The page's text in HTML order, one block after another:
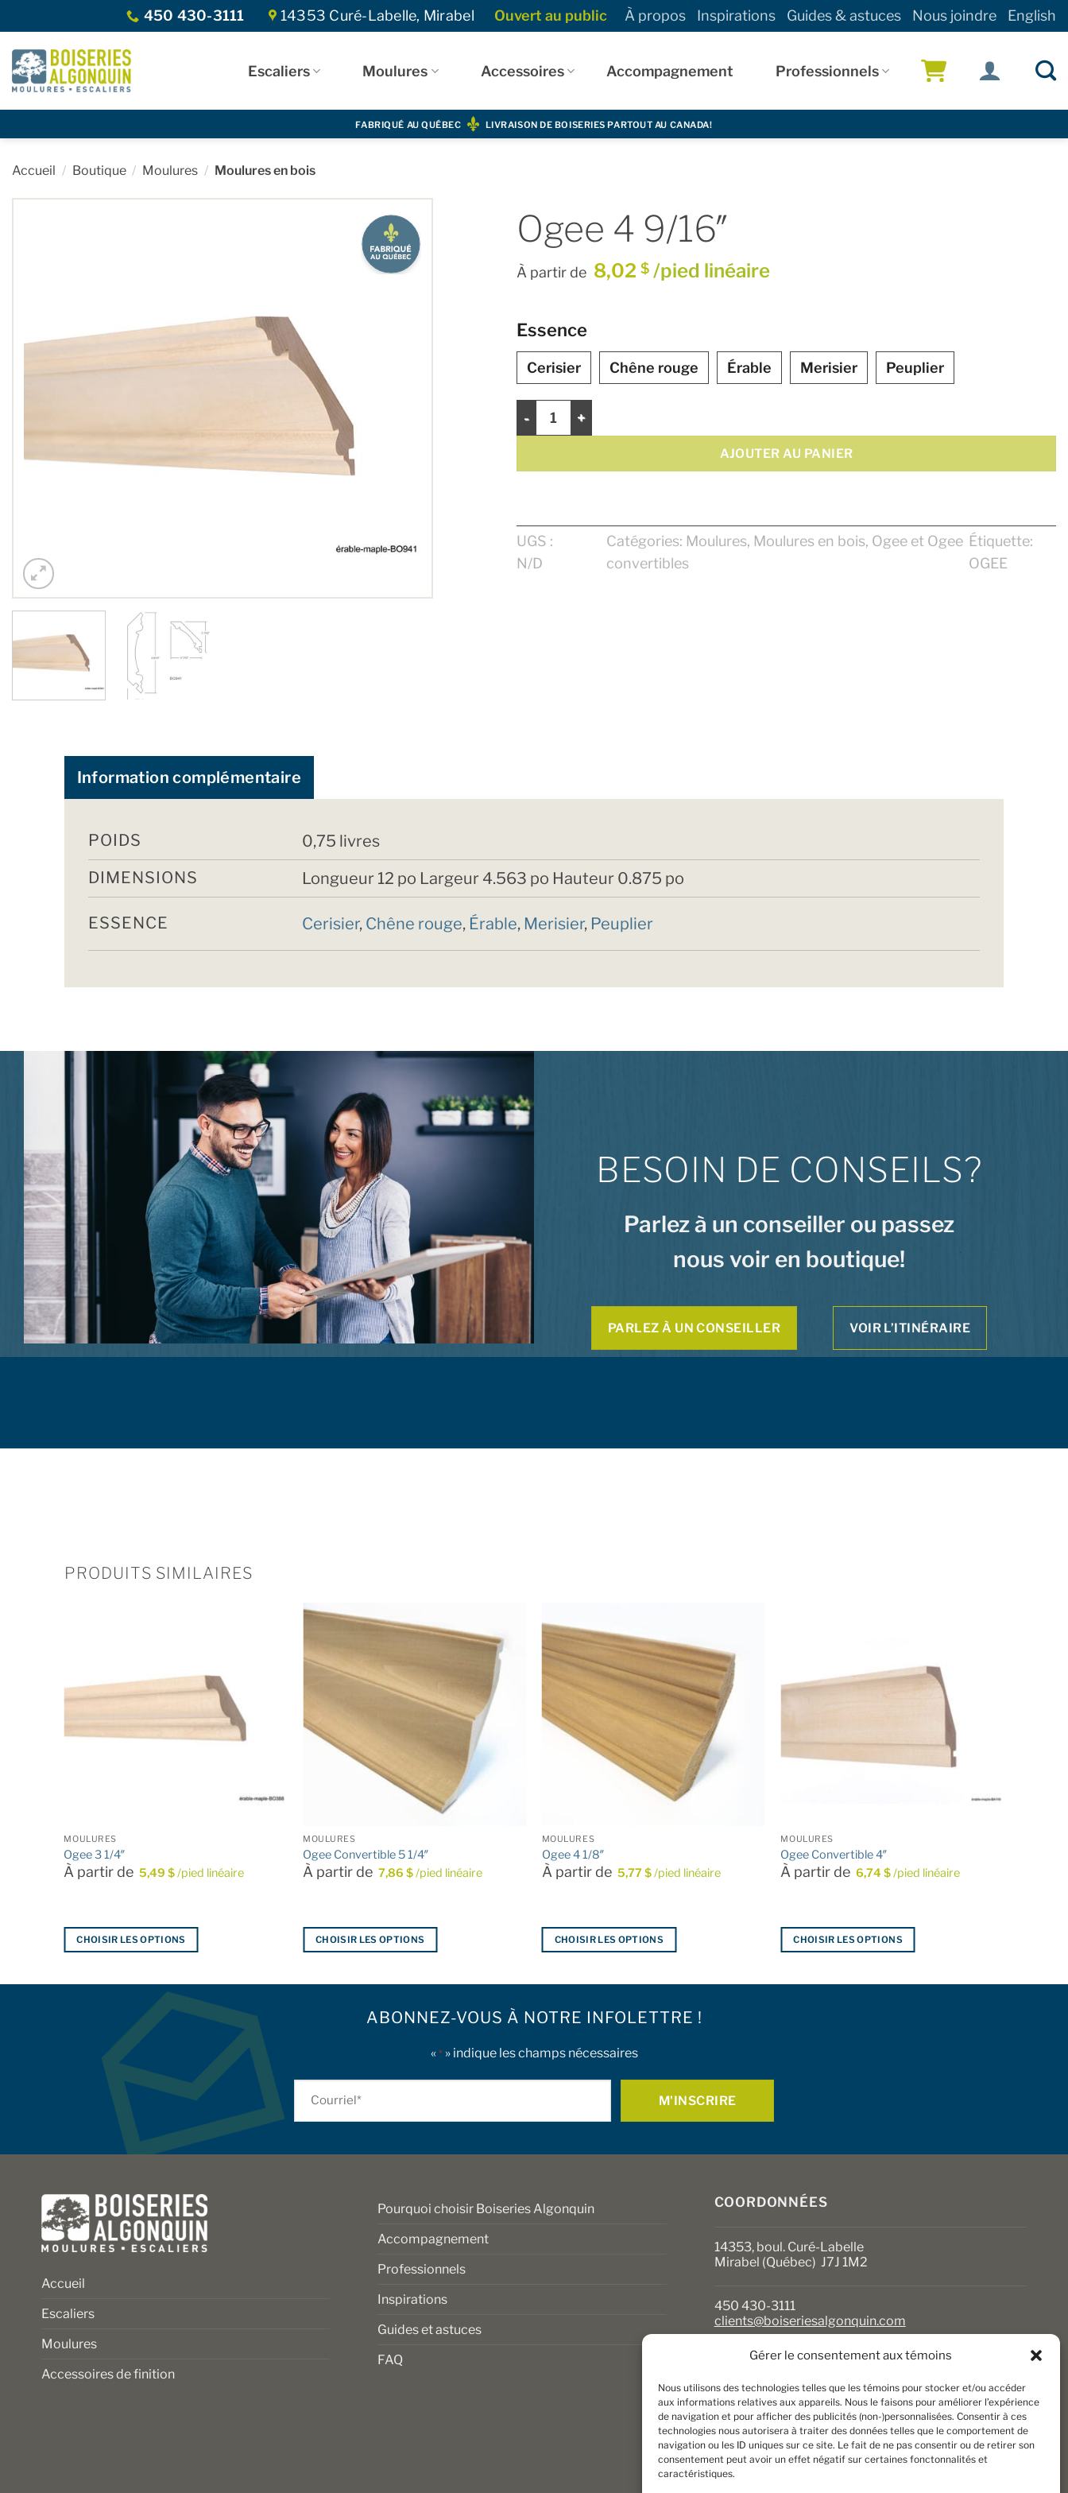
Gérer le consentement aux témoins
Nous utilisons des technologies telles que les témoins pour stocker et/ou accéder
aux informations relatives aux appareils. Nous le faisons pour améliorer l’expérience
de navigation et pour afficher des publicités (non-)personnalisées. Consentir à ces
technologies nous autorisera à traiter des données telles que le comportement de
navigation ou les ID uniques sur ce site. Le fait de ne pas consentir ou de retirer son
consentement peut avoir un effet négatif sur certaines fonctonnalités et
caractéristiques.
to
content
14353 Curé-Labelle, Mirabel
450 430-3111 Ouvert au public À propos Inspirations Guides & astuces Nous joindre English
Escaliers Moulures Accessoires Accompagnement Professionnels
FABRIQUÉ AU QUÉBEC LIVRAISON DE BOISERIES PARTOUT AU CANADA!
Accueil / Boutique / Moulures / Moulures en bois
Ogee 4 9/16″
À partir de 8,02 $ /pied linéaire
Essence
Cerisier Chêne rouge Érable Merisier Peuplier
AJOUTER AU PANIER
UGS :
N/D
Catégories: Moulures, Moulures en bois, Ogee et Ogee
convertibles
Étiquette:
OGEE
Information complémentaire
POIDS
0,75 livres
DIMENSIONS
Longueur 12 po Largeur 4.563 po Hauteur 0.875 po
ESSENCE Cerisier, Chêne rouge, Érable, Merisier, Peuplier
BESOIN DE CONSEILS?
Parlez à un conseiller ou passez
nous voir en boutique!
PARLEZ À UN CONSEILLER VOIR L’ITINÉRAIRE
PRODUITS SIMILAIRES
MOULURES
Ogee 3 1/4″
À partir de 5,49$/pied linéaire
CHOISIR LES OPTIONS
du
produit
MOULURES
Ogee Convertible 5 1/4″
À partir de 7,86$/pied linéaire
CHOISIR LES OPTIONS
être
choisies
MOULURES
Ogee 4 1/8″
À partir de 5,77$/pied linéaire
CHOISIR LES OPTIONS
plusieurs
Les
choisies
produit
MOULURES
Ogee Convertible 4″
À partir de 6,74$/pied linéaire
CHOISIR LES OPTIONS
du
ABONNEZ-VOUS À NOTRE INFOLETTRE !
«*» indique les champs nécessaires
Accueil
Escaliers
Moulures
Accessoires de finition
Pourquoi choisir Boiseries Algonquin
Accompagnement
Professionnels
Inspirations
Guides et astuces
FAQ
COORDONNÉES
14353, boul. Curé-Labelle
Mirabel (Québec) J7J 1M2
450 430-3111
clients@boiseriesalgonquin.com
Lundi au vendredi : 6 h 30 à 17 h 30
Samedi : 8 h à 17 h
Dimanche : Fermé